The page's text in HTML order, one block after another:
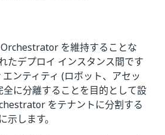
を維持することな
たデプロイ インスタンス間です
ンティティ (ロボット、アセッ
全に分離することを目的として設
をテナントに分割する
します。